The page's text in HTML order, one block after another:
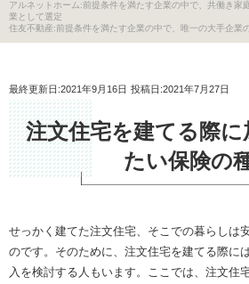
アルネットホーム:前提条件を満たす企業の中で、共働き家
業として選定
住友不動産:前提条件を満たす企業の中で、唯一の大手企業
最終更新日:2021年9月16日 投稿日:2021年7月27日
注文住宅を建てる際
たい保険の
せっかく建てた注文住宅、そこでの暮らしは
のです。そのために、注文住宅を建てる際に
入を検討する人もいます。ここでは、注文住